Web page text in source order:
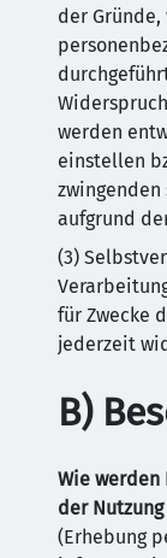
der
werden
einstellen
zwingenden
aufgrund
(3)
für Zwecke
jederzeit
B)
Wie werden
der
(Erhebung